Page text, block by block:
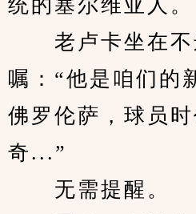
统的塞尔维亚人。
老卢卡坐在不
嘱：“他是咱们的
佛罗伦萨，球员
奇...”
无需提醒。